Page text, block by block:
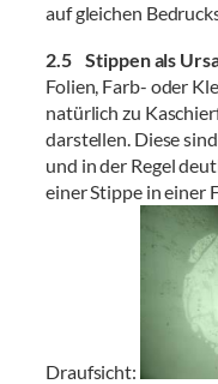
auf gleichen
2.5 Stippen als
Folien, Farb- oder
natürlich zu
darstellen. Diese
und in der Regel
einer Stippe in einer
Draufsicht: